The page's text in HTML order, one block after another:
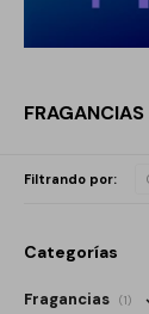
Filtrando por:
Categorías
Fragancias (1)